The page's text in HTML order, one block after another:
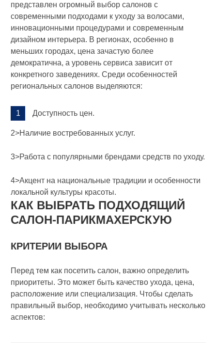
представлен огромный выбор салонов с
современными подходами к уходу за волосами,
инновационными процедурами и современным
дизайном интерьера. В регионах, особенно в
меньших городах, цена зачастую более
демократична, а уровень сервиса зависит от
конкретного заведениях. Среди особенностей
региональных салонов выделяются:
Доступность цен.
2>Наличие востребованных услуг.
3>Работа с популярными брендами средств по уходу.
4>Акцент на национальные традиции и особенности
локальной культуры красоты.
КАК ВЫБРАТЬ ПОДХОДЯЩИЙ
САЛОН-ПАРИКМАХЕРСКУЮ
КРИТЕРИИ ВЫБОРА
Перед тем как посетить салон, важно определить
приоритеты. Это может быть качество ухода, цена,
расположение или специализация. Чтобы сделать
правильный выбор, необходимо учитывать несколько
аспектов: